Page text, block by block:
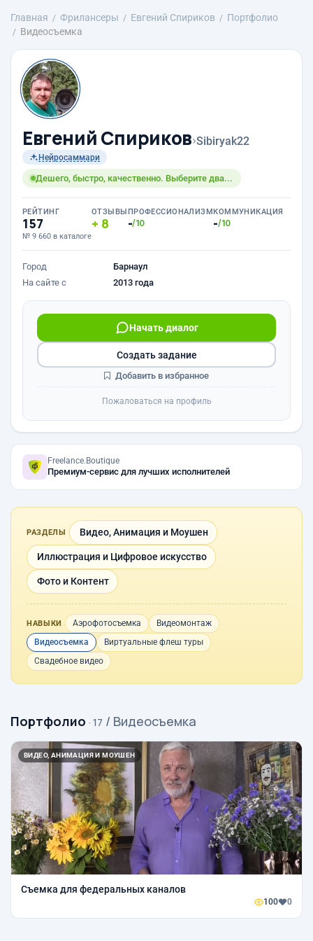
Главная Фрилансеры Евгений Спириков
Портфолио
Видеосъемка
Евгений Спириков›Sibiryak22
Нейросаммари
Дешего, быстро, качественно. Выберите два...
РЕЙТИНГ
157
№ 9 660 в каталоге
ОТЗЫВЫ
8
ПРОФЕССИОНАЛИЗМ
-/10
КОММУНИКАЦИЯ
-/10
Город
Барнаул
На сайте с
2013 года
Начать диалог
Создать задание
Добавить в избранное
Пожаловаться на профиль
Freelance.Boutique
Премиум-сервис для лучших исполнителей
РАЗДЕЛЫ Видео, Анимация и Моушен
Иллюстрация и Цифровое искусство
Фото и Контент
НАВЫКИ Аэрофотосъемка
Видеомонтаж
Видеосъемка
Виртуальные флеш туры
Свадебное видео
Портфолио · 17 / Видеосъемка
ВИДЕО, АНИМАЦИЯ И МОУШЕН
Съемка для федеральных каналов
100 0